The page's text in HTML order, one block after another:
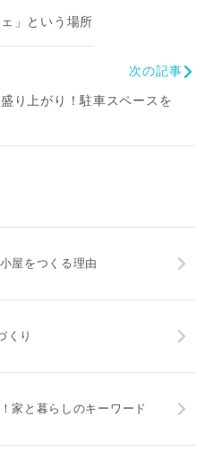
」という場所
次の記事
り上がり！駐車スペースを
屋をつくる理由
くり
家と暮らしのキーワード